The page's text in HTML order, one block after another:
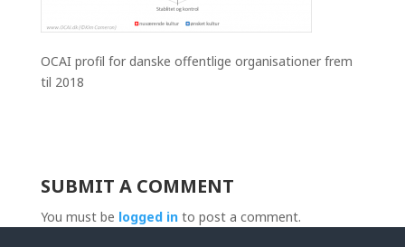
OCAI profil for danske offentlige organisationer frem
til 2018
SUBMIT A COMMENT
You must be logged into post a comment.